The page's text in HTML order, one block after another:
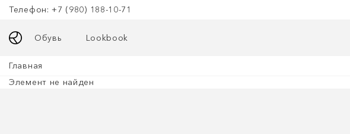
Телефон: +7 (980) 188-10-71
Обувь Lookbook
Главная
Элемент не найден